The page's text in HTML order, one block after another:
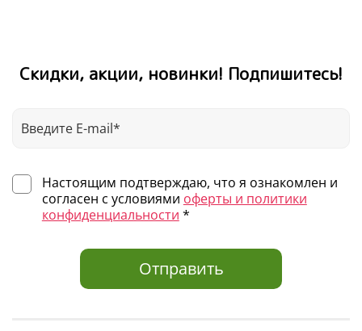
Скидки, акции, новинки! Подпишитесь!
Настоящим подтверждаю, что я ознакомлен и
согласен с условиями оферты и политики
конфиденциальности *
Отправить